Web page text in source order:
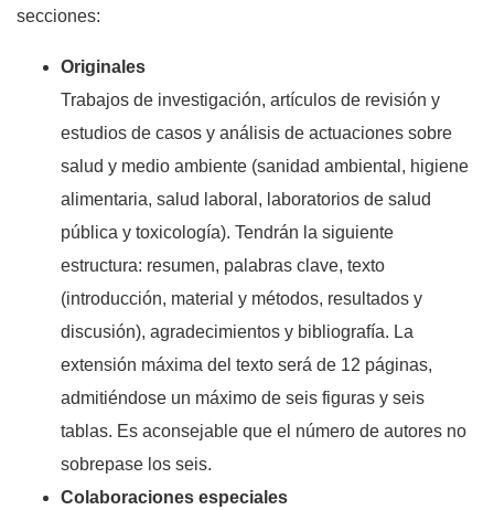
secciones:
Originales
Trabajos de investigación, artículos de revisión y
estudios de casos y análisis de actuaciones sobre
salud y medio ambiente (sanidad ambiental, higiene
alimentaria, salud laboral, laboratorios de salud
pública y toxicología). Tendrán la siguiente
estructura: resumen, palabras clave, texto
(introducción, material y métodos, resultados y
discusión), agradecimientos y bibliografía. La
extensión máxima del texto será de 12 páginas,
admitiéndose un máximo de seis figuras y seis
tablas. Es aconsejable que el número de autores no
sobrepase los seis.
Colaboraciones especiales